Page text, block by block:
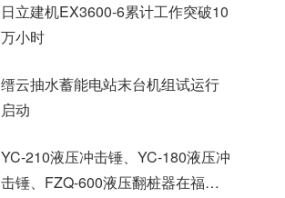
日立建机EX3600-6累计工作突破10
万小时
缙云抽水蓄能电站末台机组试运行
启动
YC-210液压冲击锤、YC-180液压冲
击锤、FZQ-600液压翻桩器在福建